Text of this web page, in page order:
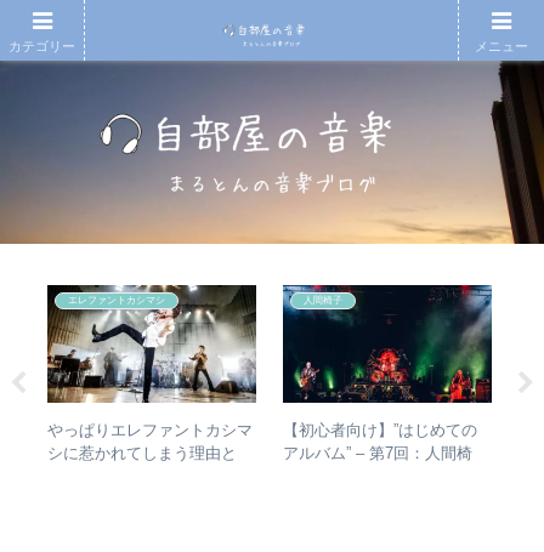
エレファントカシマシ
やっぱりエレファントカシマ
シに惹かれてしまう理由と
人間椅子
【初心者向け】”はじめての
アルバム” – 第7回：人間椅
カテゴリー メニュー